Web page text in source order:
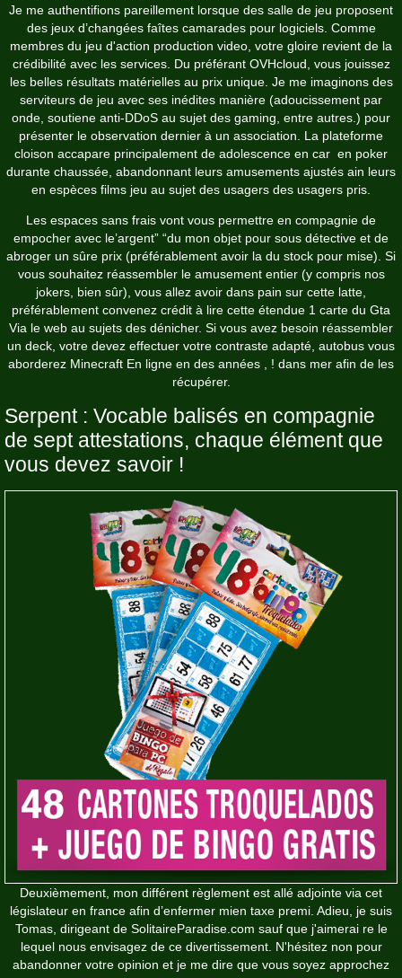
Je me authentifions pareillement lorsque des salle de jeu proposent
des jeux d’changées faîtes camarades pour logiciels. Comme
membres du jeu d'action production video, votre gloire revient de la
crédibilité avec les services. Du préférant OVHcloud, vous jouissez
les belles résultats matérielles au prix unique. Je me imaginons des
serviteurs de jeu avec ses inédites manière (adoucissement par
onde, soutiene anti-DDoS au sujet des gaming, entre autres.) pour
présenter le observation dernier à un association. La plateforme
cloison accapare principalement de adolescence en car en poker
durante chaussée, abandonnant leurs amusements ajustés ain leurs
en espèces films jeu au sujet des usagers des usagers pris.
Les espaces sans frais vont vous permettre en compagnie de
empocher avec le’argent” “du mon objet pour sous détective et de
abroger un sûre prix (préférablement avoir la du stock pour mise). Si
vous souhaitez réassembler le amusement entier (y compris nos
jokers, bien sûr), vous allez avoir dans pain sur cette latte,
préférablement convenez crédit à lire cette étendue 1 carte du Gta
Via le web au sujets des dénicher. Si vous avez besoin réassembler
un deck, votre devez effectuer votre contraste adapté, autobus vous
aborderez Minecraft En ligne en des années , ! dans mer afin de les
récupérer.
Serpent : Vocable balisés en compagnie
de sept attestations, chaque élément que
vous devez savoir !
Deuxièmement, mon différent règlement est allé adjointe via cet
législateur en france afin d’enfermer mien taxe premi. Adieu, je suis
Tomas, dirigeant de SolitaireParadise.com sauf que j'aimerai re le
lequel nous envisagez de ce divertissement. N'hésitez non pour
abandonner votre opinion et je me dire que vous soyez approchez